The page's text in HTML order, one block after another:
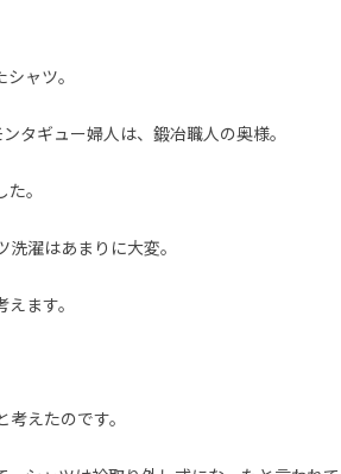
ャツ。
タギュー婦人は、鍛冶職人の奥様。
。
濯はあまりに大変。
ます。
えたのです。